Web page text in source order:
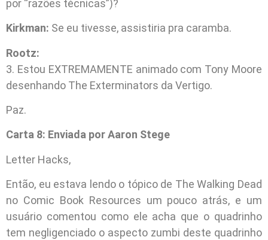
por “razões técnicas”)?
Kirkman: Se eu tivesse, assistiria pra caramba.
Rootz:
3. Estou EXTREMAMENTE animado com Tony Moore
desenhando The Exterminators da Vertigo.
Paz.
Carta 8: Enviada por Aaron Stege
Letter Hacks,
Então, eu estava lendo o tópico de The Walking Dead
no Comic Book Resources um pouco atrás, e um
usuário comentou como ele acha que o quadrinho
tem negligenciado o aspecto zumbi deste quadrinho